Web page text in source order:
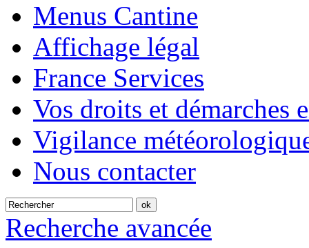
Menus Cantine
Affichage légal
France Services
Vos droits et démarches
Vigilance
Nous contacter
Recherche avancée